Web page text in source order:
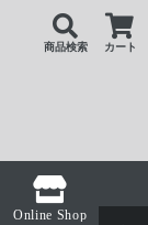
商品検索 カート
Online Shop